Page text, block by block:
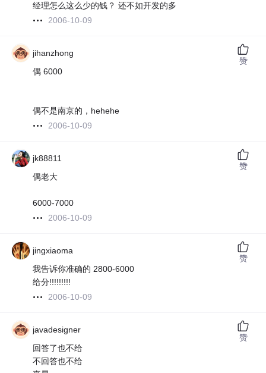
经理怎么这么少的钱？ 还不如开发的多
2006-10-09
jihanzhong
偶 6000
偶不是南京的，hehehe
2006-10-09
赞
jk88811
偶老大
6000-7000
2006-10-09
赞
jingxiaoma
我告诉你准确的 2800-6000
给分!!!!!!!!!
2006-10-09
赞
javadesigner
回答了也不给
不回答也不给
赞